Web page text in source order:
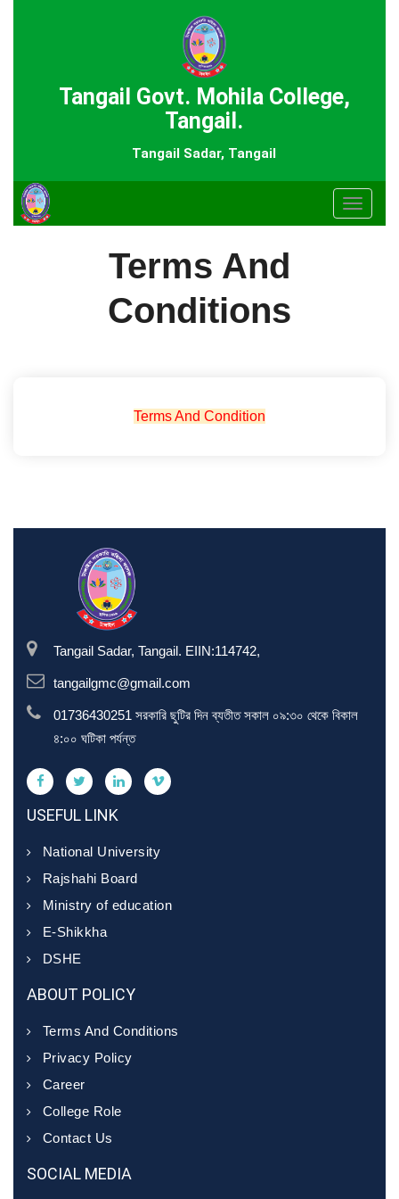
Tangail Govt. Mohila College,
Tangail.
Tangail Sadar, Tangail
Toggle
Terms And
Conditions
Terms And Condition
Tangail Sadar, Tangail. EIIN:114742,
tangailgmc@gmail.com
01736430251 সরকারি ছুটির দিন ব্যতীত সকাল ০৯:৩০ থেকে বিকাল
৪:০০ ঘটিকা পর্যন্ত
USEFUL LINK
National University
Rajshahi Board
Ministry of education
E-Shikkha
DSHE
ABOUT POLICY
Terms And Conditions
Privacy Policy
Career
College Role
Contact Us
SOCIAL MEDIA